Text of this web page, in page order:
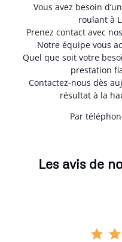
Vous avez besoin
roulant à
Prenez contact avec
Notre équipe vous
Quel que soit votre
prestation
Contactez-nous dès
résultat à la
Par
Les avis de